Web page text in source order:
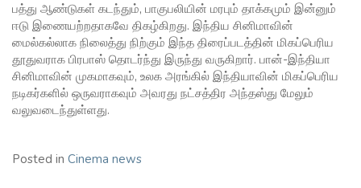
பத்து ஆண்டுகள் கடந்தும், பாகுபலியின் மரபும் தாக்கமும் இன்னும்
ஈடு இணையற்றதாகவே திகழ்கிறது. இந்திய சினிமாவின்
மைல்கல்லாக நிலைத்து நிற்கும் இந்த திரைப்படத்தின் மிகப்பெரிய
தூதுவராக பிரபாஸ் தொடர்ந்து இருந்து வருகிறார். பான்-இந்தியா
சினிமாவின் முகமாகவும், உலக அரங்கில் இந்தியாவின் மிகப்பெரிய
நடிகர்களில் ஒருவராகவும் அவரது நட்சத்திர அந்தஸ்து மேலும்
வலுவடைந்துள்ளது.
Posted in Cinema news